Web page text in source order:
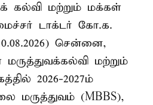
கல்வி மற்றும் மக்கள்
டாக்டர் கோ.க.
சென்னை,
மற்றும்
2026-2027ம்
மருத்துவம் (MBBS),